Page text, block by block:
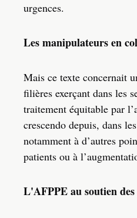
urgences.
Les manipulateurs en
Mais ce texte concernait
filières exerçant dans les
traitement équitable par
crescendo depuis, dans
notamment à d’autres
patients ou à
L'AFPPE au soutien